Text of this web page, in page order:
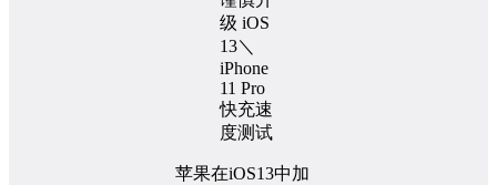
苹果在iOS13中加